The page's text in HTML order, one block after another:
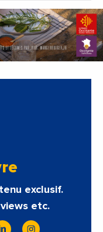
exclusif.
etc.